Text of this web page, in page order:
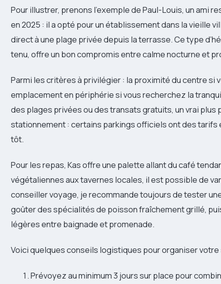
Pour illustrer, prenons l’exemple de Paul-Louis, un ami
en 2025 : il a opté pour un établissement dans la vieille
direct à une plage privée depuis la terrasse. Ce type
tenu, offre un bon compromis entre calme nocturne et
Parmi les critères à privilégier : la proximité du centre si
emplacement en périphérie si vous recherchez la
des plages privées ou des transats gratuits, un vrai plus
stationnement : certains parkings officiels ont des tarifs
tôt.
Pour les repas, Kas offre une palette allant du café
végétaliennes aux tavernes locales, il est possible de
conseiller voyage, je recommande toujours de tester
goûter des spécialités de poisson fraîchement grillé,
légères entre baignade et promenade.
Voici quelques conseils logistiques pour organiser votre
Prévoyez au minimum 3 jours sur place pour